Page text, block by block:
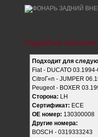
Подробное описание:
Подходит для
Fiat - DUCATO
CitroГ«n - JUMPER
Peugeot - BOXER
Сторона: LH
Сертификат: ECE
OE номер: 130300008
Другие номера:
BOSCH - 0319333243